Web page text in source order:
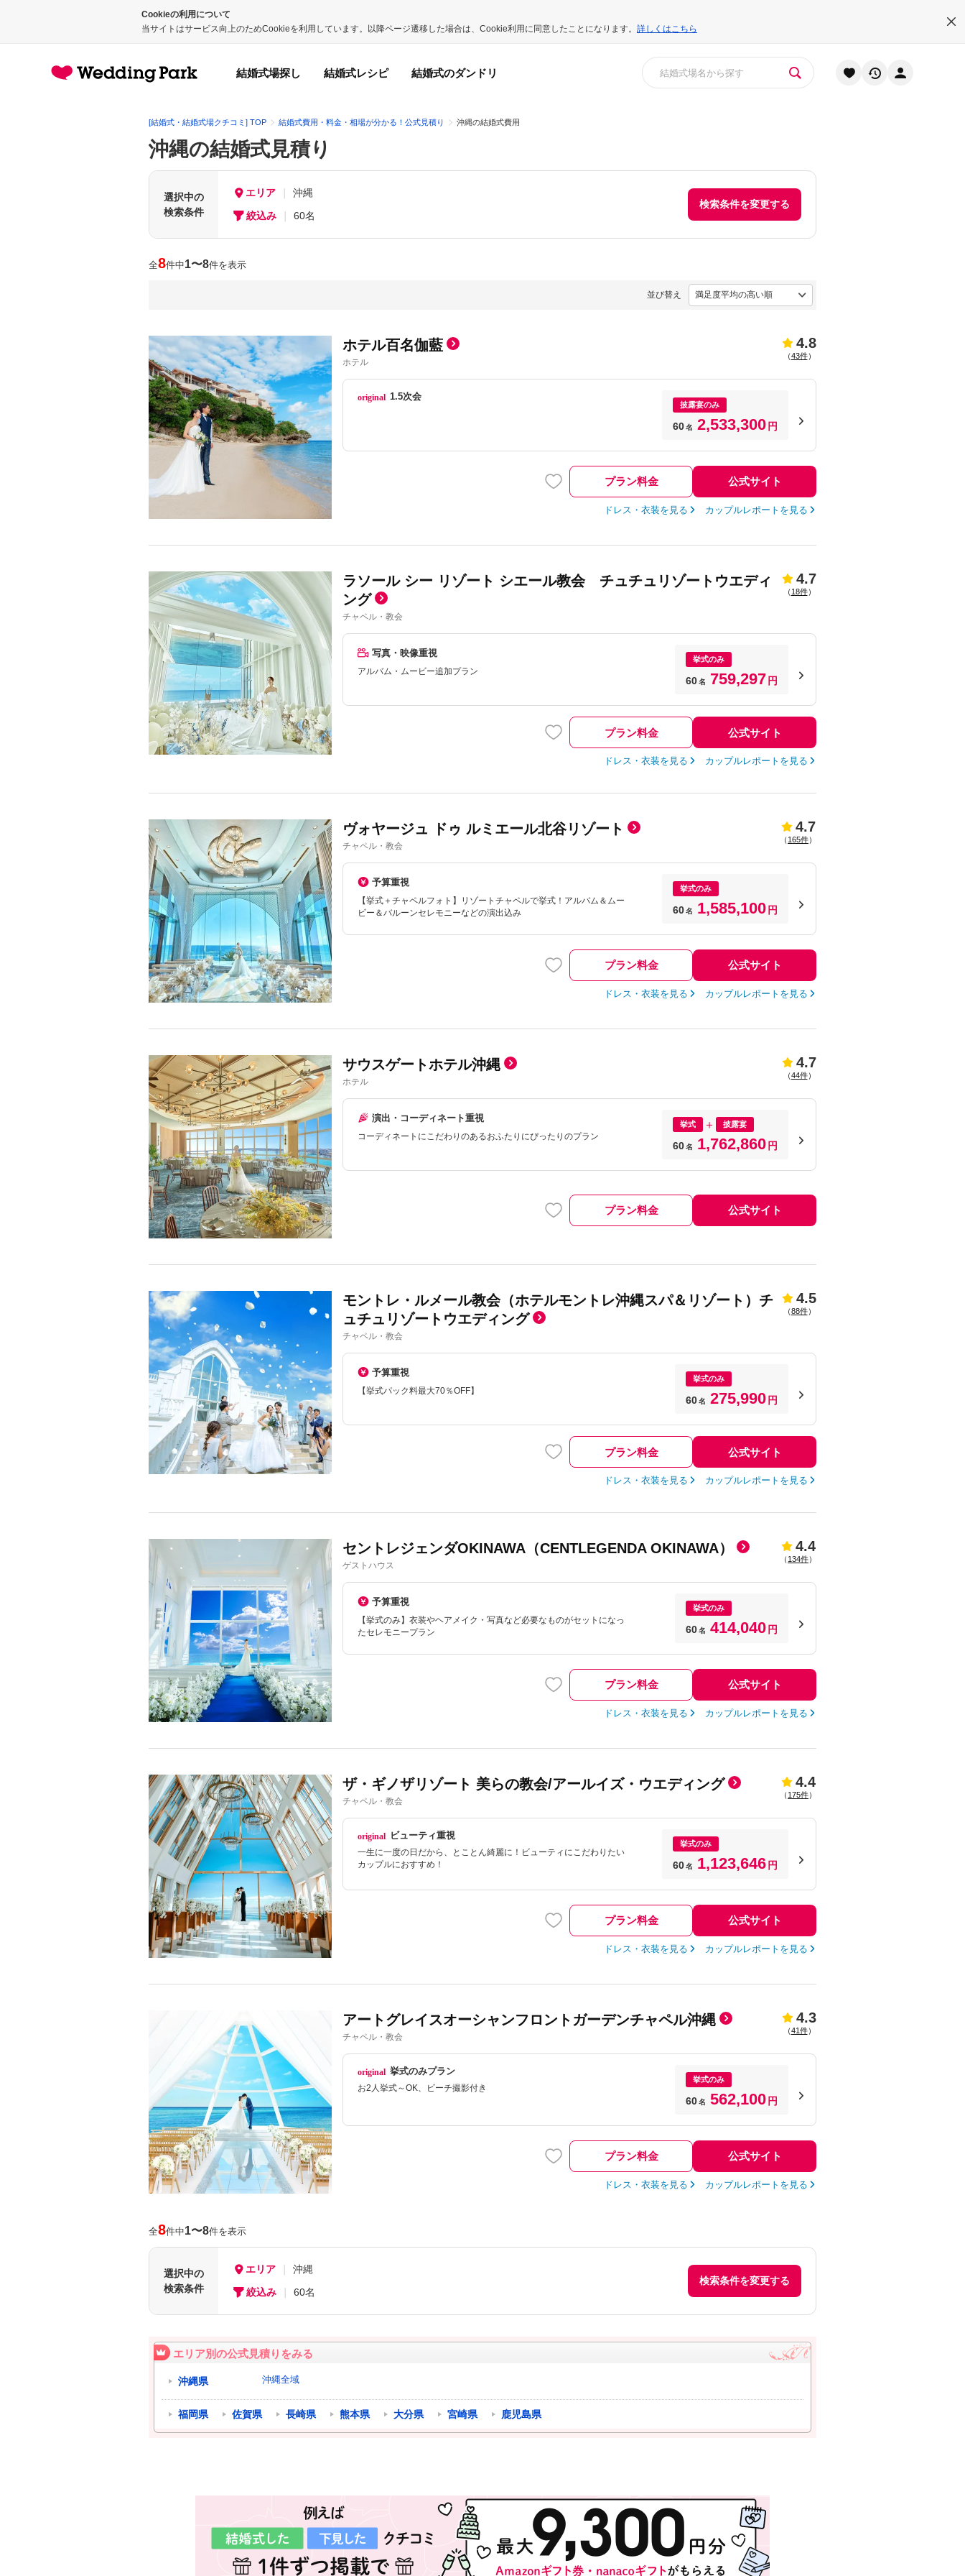
Cookieの利用について
当サイトはサービス向上のためCookieを利用しています。以降ページ遷移した場合は、Cookie利用に同意したことになります。 詳しくはこちら
結婚式場探し 結婚式レシピ 結婚式のダンドリ
[結婚式・結婚式場クチコミ] TOP 結婚式費用・料金・相場が分かる！公式見積り 沖縄の結婚式費用
沖縄の結婚式見積り
選択中の
検索条件
エリア
沖縄
絞込み
60名
検索条件を変更する
全8件中1〜8件を表示
並び替え
ホテル百名伽藍
ホテル
4.8
（43件）
1.5次会
披露宴のみ
60名 2,533,300 円
プラン料金 公式サイト
ドレス・衣装を見る カップルレポートを見る
ラソール シー リゾート シエール教会 チュチュリゾートウエディ
ング
チャペル・教会
4.7
（ 18件）
写真・映像重視
アルバム・ムービー追加プラン
挙式のみ
60名 759,297 円
プラン料金 公式サイト
ドレス・衣装を見る カップルレポートを見る
ヴォヤージュ ドゥ ルミエール北谷リゾート
チャペル・教会
4.7
（ 165件）
予算重視
【挙式＋チャペルフォト】リゾートチャペルで挙式！アルバム＆ムー
ビー＆バルーンセレモニーなどの演出込み
挙式のみ
60名 1,585,100 円
プラン料金 公式サイト
ドレス・衣装を見る カップルレポートを見る
サウスゲートホテル沖縄
ホテル
4.7
（44件）
演出・コーディネート重視
コーディネートにこだわりのあるおふたりにぴったりのプラン
挙式 披露宴
60名 1,762,860 円
プラン料金 公式サイト
モントレ・ルメール教会（ホテルモントレ沖縄スパ＆リゾート）チ
ュチュリゾートウエディング
チャペル・教会
4.5
（88件）
予算重視
【挙式パック料最大70％OFF】
挙式のみ
60名 275,990 円
プラン料金 公式サイト
ドレス・衣装を見る カップルレポートを見る
セントレジェンダOKINAWA（CENTLEGENDA OKINAWA）
ゲストハウス
4.4
（ 134件）
予算重視
【挙式のみ】衣装やヘアメイク・写真など必要なものがセットになっ
たセレモニープラン
挙式のみ
60名 414,040 円
プラン料金 公式サイト
ドレス・衣装を見る カップルレポートを見る
ザ・ギノザリゾート 美らの教会/アールイズ・ウエディング
チャペル・教会
4.4
（ 175件）
ビューティ重視
一生に一度の日だから、とことん綺麗に！ビューティにこだわりたい
カップルにおすすめ！
挙式のみ
60名 1,123,646 円
プラン料金 公式サイト
ドレス・衣装を見る カップルレポートを見る
アートグレイスオーシャンフロントガーデンチャペル沖縄
チャペル・教会
4.3
（41件）
挙式のみプラン
お2人挙式～OK、ビーチ撮影付き
挙式のみ
60名 562,100 円
プラン料金 公式サイト
ドレス・衣装を見る カップルレポートを見る
全8件中1〜8件を表示
選択中の
検索条件
エリア
沖縄
絞込み
60名
検索条件を変更する
エリア別の公式見積りをみる
沖縄県 沖縄全域
福岡県 佐賀県 長崎県 熊本県 大分県 宮崎県 鹿児島県